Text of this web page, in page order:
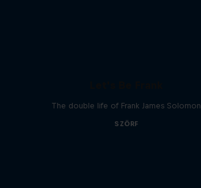
The double life of Frank James Solomon
SZÖRF